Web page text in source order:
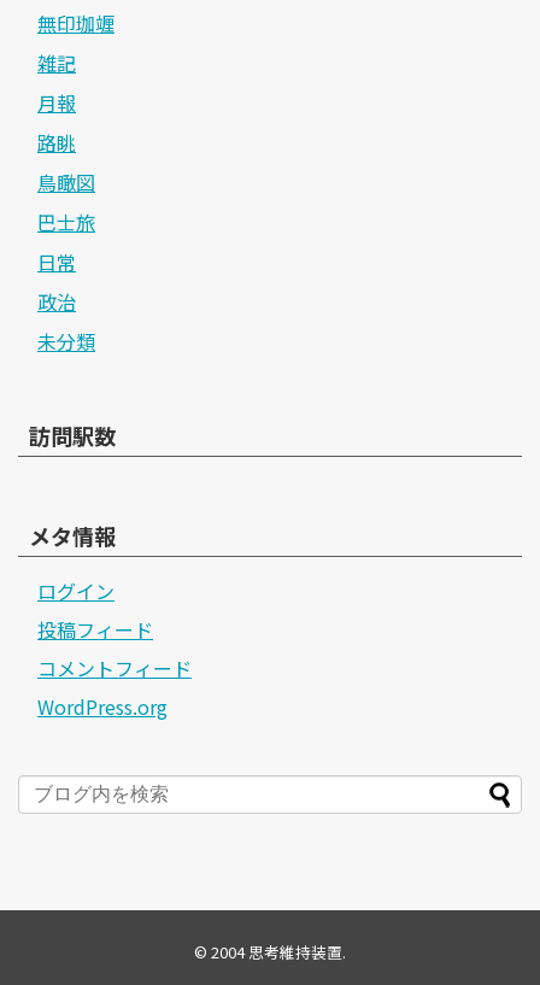
無印珈竰
雑記
月報
路眺
鳥瞰図
巴士旅
日常
政治
未分類
訪問駅数
メタ情報
ログイン
投稿フィード
コメントフィード
WordPress.org
© 2004思考維持装置.